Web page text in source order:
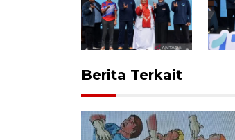
Berita Terkait